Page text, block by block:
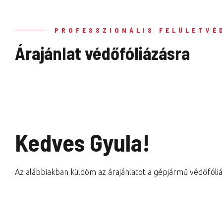
PROFESSZIONÁLIS
Árajánlat védőfóliázásra
Kedves Gyula!
Az alábbiakban küldöm az árajánlatot a gépjármű